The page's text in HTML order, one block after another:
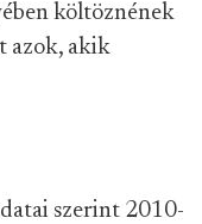
költöznének
azok, akik
szerint 2010-